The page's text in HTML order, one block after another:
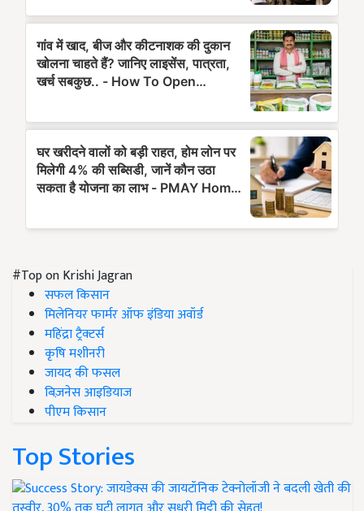
#Top on Krishi Jagran
सफल किसान
मिलेनियर फार्मर ऑफ इंडिया अवॉर्ड
महिंद्रा ट्रैक्टर्स
कृषि मशीनरी
जायद की फसल
बिज़नेस आइडियाज
पीएम किसान
Top Stories